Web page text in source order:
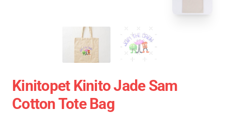
Kinitopet Kinito Jade Sam
Cotton Tote Bag